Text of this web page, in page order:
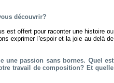
découvrir?
est offert pour raconter une histoire ou
exprimer l'espoir et la joie au delà de
une passion sans bornes. Quel est
travail de composition? Et quelle